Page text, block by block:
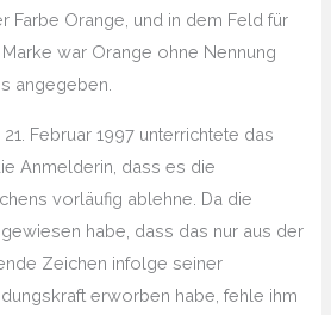
Farbe Orange, und in dem Feld für
war Orange ohne Nennung
angegeben.
Februar 1997 unterrichtete das
Anmelderin, dass es die
vorläufig ablehne. Da die
habe, dass das nur aus der
Zeichen infolge seiner
erworben habe, fehle ihm